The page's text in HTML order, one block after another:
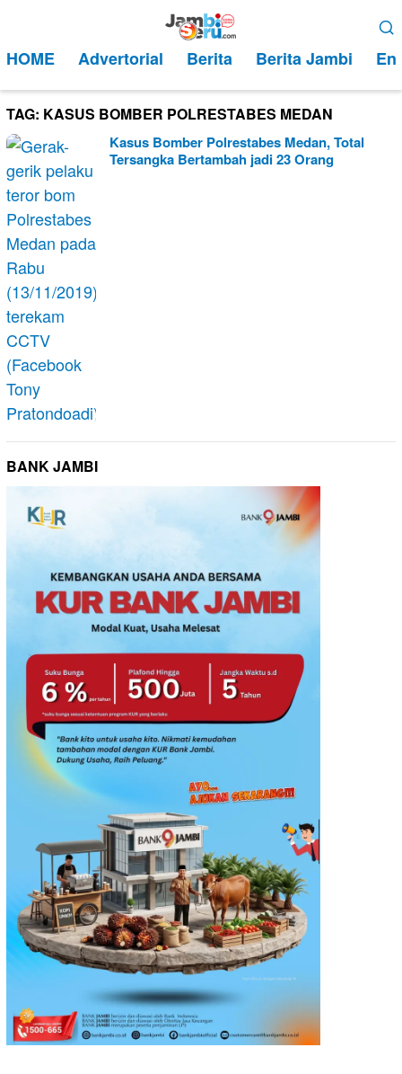
kontenMobile
HOME Advertorial Berita Berita Jambi
TAG: KASUS BOMBER POLRESTABES MEDAN
Kasus Bomber Polrestabes Medan, Total
Tersangka Bertambah jadi 23 Orang
BANK JAMBI